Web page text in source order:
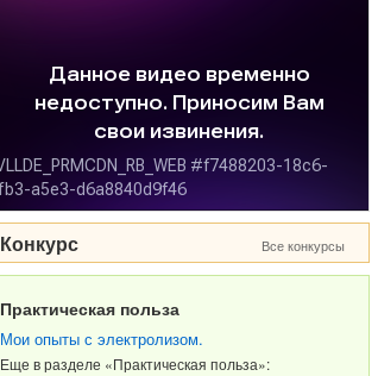
Конкурс Все конкурсы
Практическая польза
Мои опыты с электролизом.
Еще в разделе «Практическая польза»: